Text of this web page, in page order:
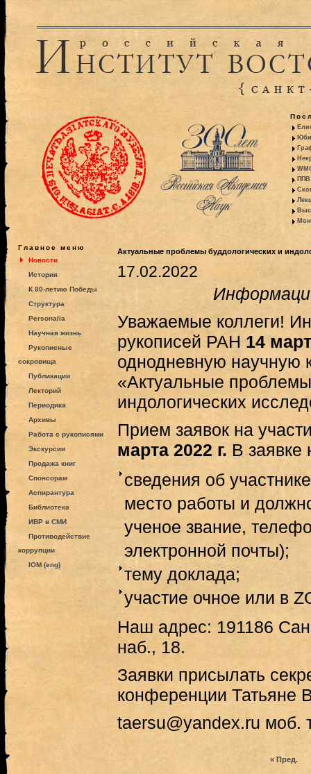
ППВ
Главное меню
Новости
История
К 80-летию Победы
Структура
Personalia
Научная жизнь
Рукописные
сокровища
Публикации
Лекторий
Периодика
Архивы
Работа с рукописями
Экскурсии
Продажа книг
Спонсорам
Аспирантура
Библиотека
ИВР в СМИ
Противодействие
коррупции
IOM (eng)
Актуальные проблемы буддологических и
17.02.2022
Уважаемые коллеги!
рукописей РАН 14
однодневную научную
«Актуальные
индологических
Прием заявок на
марта 2022 г. В заявке
сведения об
место работы и
ученое звание,
электронной почты);
тему доклада;
участие очное или в
Наш адрес: 191186
наб., 18.
Заявки присылать
конференции Татьяне
taersu@yandex.ru моб.
« Пред.